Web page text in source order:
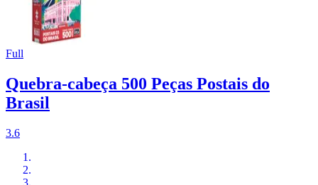
Full
Quebra-cabeça 500 Peças Postais do
Brasil
3.6